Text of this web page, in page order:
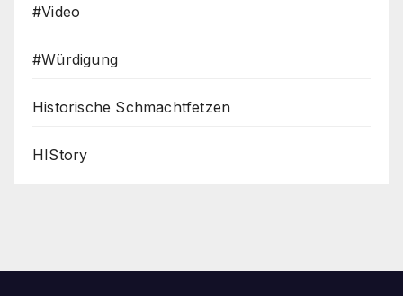
#Video
#Würdigung
Historische Schmachtfetzen
HIStory